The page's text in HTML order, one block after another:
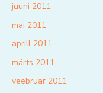
juuni 2011
mai 2011
aprill 2011
märts 2011
veebruar 2011